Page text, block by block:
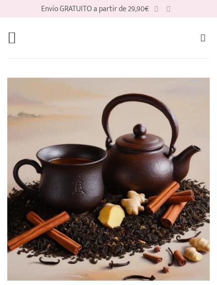
contenido
Envío GRATUITO a partir de 29,90€